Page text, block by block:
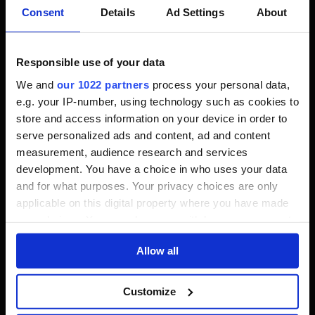
Consent Details Ad Settings About
Responsible use of your data
We and our 1022 partners process your personal data,
e.g. your IP-number, using technology such as cookies to
store and access information on your device in order to
serve personalized ads and content, ad and content
measurement, audience research and services
development. You have a choice in who uses your data
and for what purposes. Your privacy choices are only
applicable on this digital property where you have made
any time from the Cookie Declaration or by clicking on
If you allow, we would also like to:
Collect information about your geographical
Allow all
Customize
RELATED POSTS